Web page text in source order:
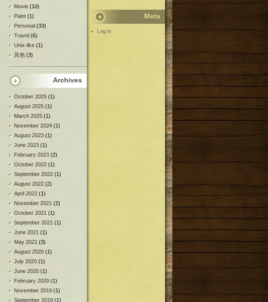
Movie (10)
Paint (1)
Personal (33)
Travel (6)
Unix-like (1)
其他 (3)
Archives
October 2025 (1)
August 2025 (1)
March 2025 (1)
November 2024 (1)
August 2023 (1)
June 2023 (1)
February 2023 (2)
October 2022 (1)
September 2022 (1)
August 2022 (2)
April 2022 (1)
November 2021 (2)
October 2021 (1)
September 2021 (1)
June 2021 (1)
May 2021 (3)
August 2020 (1)
July 2020 (1)
June 2020 (1)
February 2020 (1)
November 2019 (1)
September 2019 (1)
Meta
Log in